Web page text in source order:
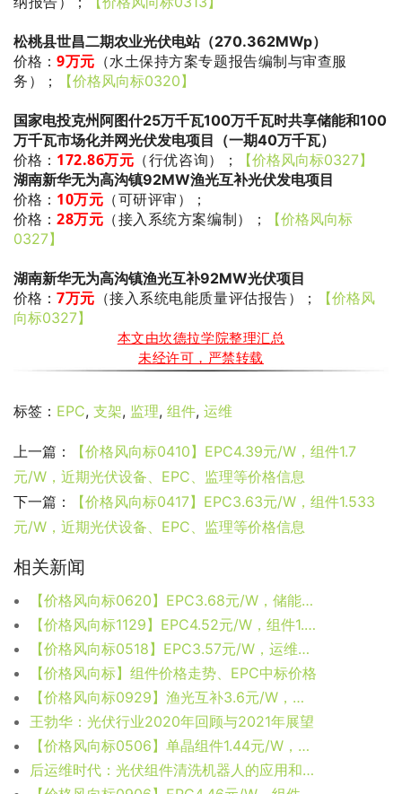
松桃县世昌二期农业光伏电站（270.362MWp）
价格： 9万元 （水土保持方案专题报告编制与审查服
务）
； 【价格风向标0320】
国家电投克州阿图什25万千瓦100万千瓦时共享储能和100
万千瓦市场化并网光伏发电项目（一期40万千瓦）
价格： 172.86万元 （行优咨询） ；
【价格风向标0327】
湖南新华无为高沟镇92MW渔光互补光伏发电项目
价格： 10万元 （可研评审） ；
价格： 28万元 （接入系统方案编制） ；
【价格风向标
0327】
湖南新华无为高沟镇渔光互补92MW光伏项目
价格： 7万元 （接入系统电能质量评估报告） ；
【价格风
向标0327】
本文由坎德拉学院整理汇总
未经许可，严禁转载
标签： EPC, 支架, 监理, 组件, 运维
上一篇：
【价格风向标0410】EPC4.39元/W，组件1.7
元/W，近期光伏设备、EPC、监理等价格信息
下一篇：
【价格风向标0417】EPC3.63元/W，组件1.533
元/W，近期光伏设备、EPC、监理等价格信息
相关新闻
【价格风向标0620】EPC3.68元/W，储能1.79元/W，近期光伏设备、监理、EPC等价格信息
【价格风向标1129】EPC4.52元/W，组件1.99元/W，近期光伏设备、监理、EPC等价格信息
【价格风向标0518】EPC3.57元/W，运维6.6分/W/年，近期光伏设备、运维、EPC等价格信息
【价格风向标】组件价格走势、EPC中标价格
【价格风向标0929】渔光互补3.6元/W，组件1.83元/W，近期光伏设备、运维、EPC等价格信息
王勃华：光伏行业2020年回顾与2021年展望
【价格风向标0506】单晶组件1.44元/W，EPC3.95元/W，近期光伏设备、运维、EPC等价格信息
后运维时代：光伏组件清洗机器人的应用和探讨